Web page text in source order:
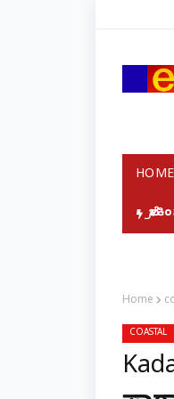
HOME
Home
COASTAL